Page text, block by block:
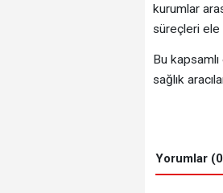
kurumlar
süreçleri ele
Bu
sağlık
Yorumlar